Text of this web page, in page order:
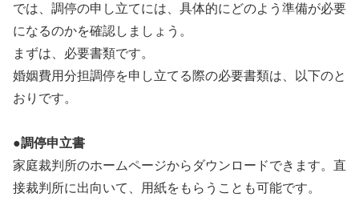
では、調停の申し立てには、具体的にどのよう準備が必要
になるのかを確認しましょう。
まずは、必要書類です。
婚姻費用分担調停を申し立てる際の必要書類は、以下のと
おりです。
●調停申立書
家庭裁判所のホームページからダウンロードできます。直
接裁判所に出向いて、用紙をもらうことも可能です。